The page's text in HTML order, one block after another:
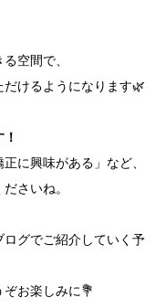
空間で、
けるようになります🌿
に興味がある」など、
さいね。
ログでご紹介していく予
ぞお楽しみに💐